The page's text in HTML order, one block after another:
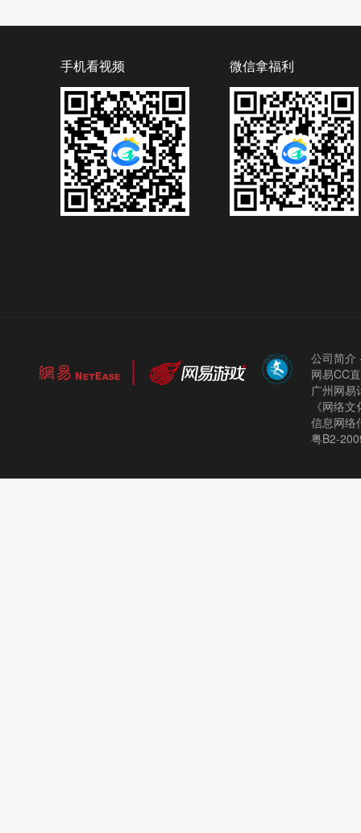
手机看视频 微信拿福利
公司简介
网易CC
广州网
《网络
信息网络
粤B2-